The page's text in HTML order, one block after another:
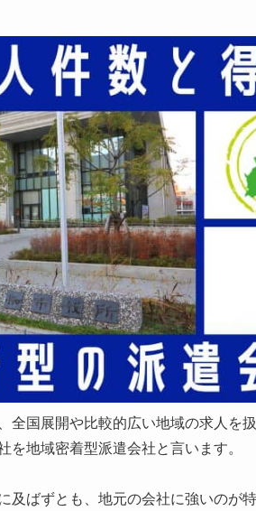
全国展開や比較的広い地域の求人を
地域密着型派遣会社と言います。
及ばずとも、地元の会社に強いのが